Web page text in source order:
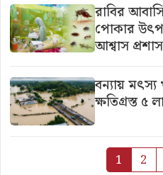
রাবির
পোকার
আশ্বাস
বন্যায়
ক্ষতিগ্রস্ত
1 2